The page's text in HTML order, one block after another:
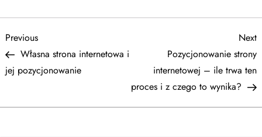
N
a
Previous
Post
Previous
Własna strona internetowa i
jej pozycjonowanie
Next
Pozycjonowanie strony
internetowej – ile trwa ten
proces i z czego to wynika?